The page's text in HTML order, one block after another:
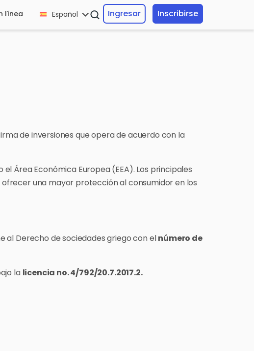
línea Español Ingresar Inscribirse
de inversiones que opera de acuerdo con la
Área Económica Europea (EEA). Los principales
una mayor protección al consumidor en los
Derecho de sociedades griego con elnúmero de
la licencia no. 4/792/20.7.2017.2.